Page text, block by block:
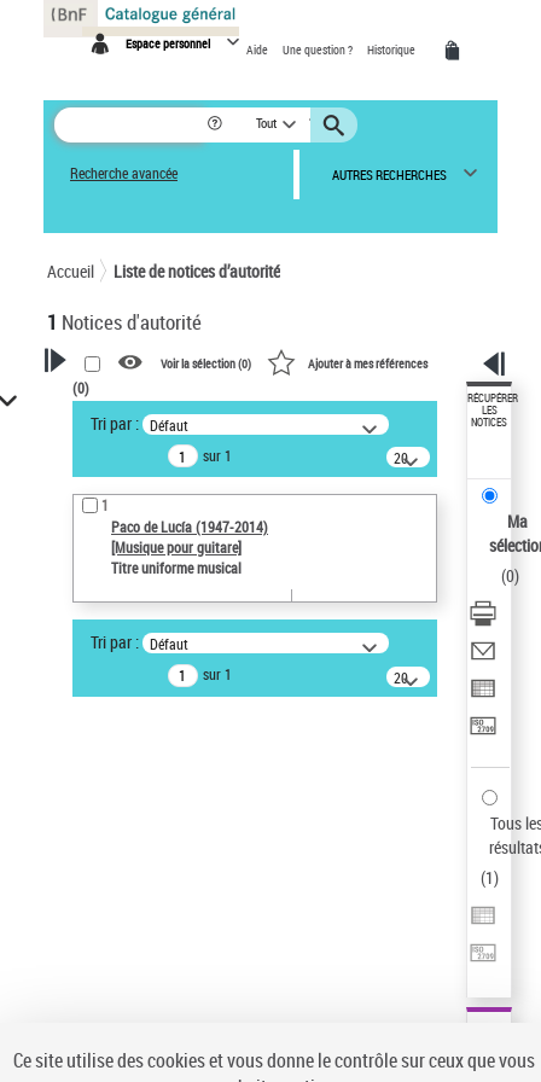
Espace personnel Aide Une question ? Historique
Tout
Recherche avancée AUTRES RECHERCHES
Accueil Liste de notices d’autorité
1 Notices d'autorité
VOTRE RECHERCHE
Recherche avancée dans les
notices d’autorité
Œuvres liées à l'auteur :
Paco de Lucía (1947-2014)
Type de notice d'autorité
Voir la sélection (0) Ajouter à mes références
(0)
Tri par : Défaut
sur 1
20
résultats/page
1
Paco de Lucía (1947-2014)
[Musique pour guitare]
Titre uniforme musical
Tri par : Défaut
sur 1
20
résultats/page
RÉCUPÉRER
LES
NOTICES
Ma
(0)
Tous
(1)
Panneau de gestion des cookies
Ce site utilise des cookies et vous donne le contrôle sur ceux que vous